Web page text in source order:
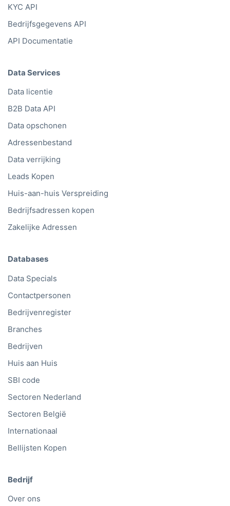
KYC API
Bedrijfsgegevens API
API Documentatie
Data Services
Data licentie
B2B Data API
Data opschonen
Adressenbestand
Data verrijking
Leads Kopen
Huis-aan-huis Verspreiding
Bedrijfsadressen kopen
Zakelijke Adressen
Databases
Data Specials
Contactpersonen
Bedrijvenregister
Branches
Bedrijven
Huis aan Huis
SBI code
Sectoren Nederland
Sectoren België
Internationaal
Bellijsten Kopen
Bedrijf
Over ons